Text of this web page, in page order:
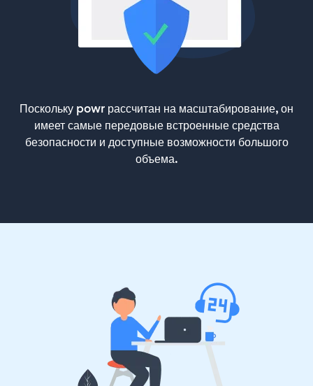
Поскольку powr рассчитан на масштабирование, он
имеет самые передовые встроенные средства
безопасности и доступные возможности большого
объема.